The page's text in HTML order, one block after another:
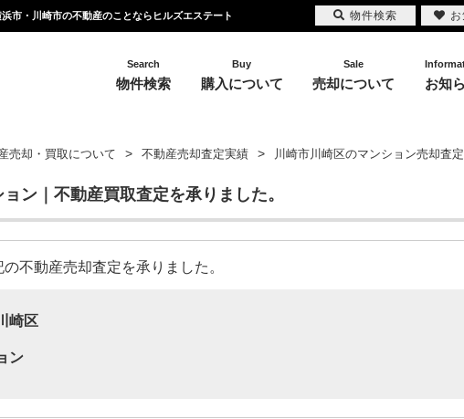
市・川崎市の不動産のことならヒルズエステート
Search
物件検索
Buy
購入について
Sale
売却について お知
売却・買取について 不動産売却査定実績 川崎市川崎区のマンション売却査
ン｜不動産買取査定を承りました。
不動産売却査定を承りました。
崎区
ン
物件検索